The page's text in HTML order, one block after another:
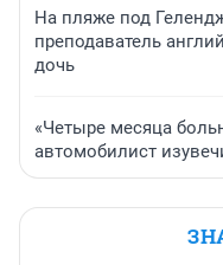
На пляже под
преподаватель
дочь
«Четыре месяца
автомобилист